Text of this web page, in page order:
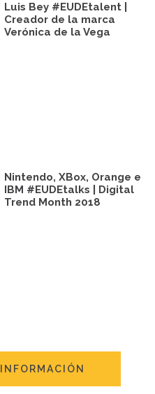
Luis Bey #EUDEtalent |
Creador de la marca
Verónica de la Vega
Nintendo, XBox, Orange e
IBM #EUDEtalks | Digital
Trend Month 2018